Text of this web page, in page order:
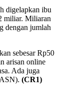
digelapkan ibu
miliar. Miliaran
dengan jumlah
sebesar Rp50
arisan online
Ada juga
(CR1)